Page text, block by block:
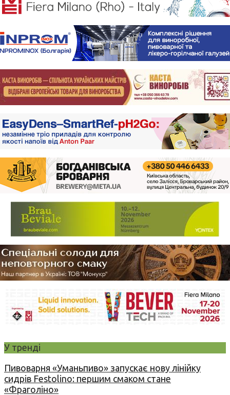
У тренді
Пивоварня «Уманьпиво» запускає нову лінійку
сидрів Festolino: першим смаком стане
«Фраголіно»